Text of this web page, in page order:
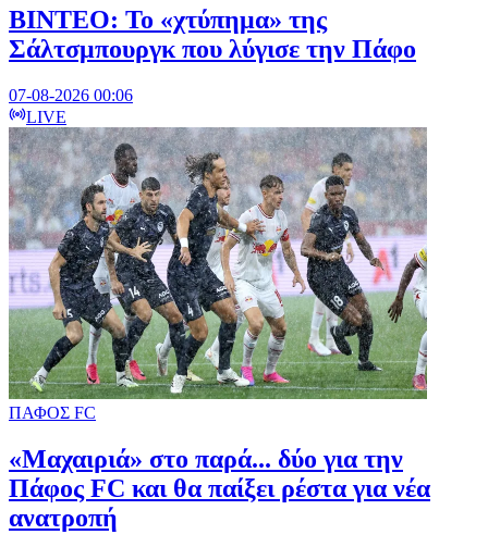
ΒΙΝΤΕΟ: Το «χτύπημα» της
Σάλτσμπουργκ που λύγισε την Πάφο
07-08-2026 00:06
LIVE
ΠΑΦΟΣ FC
«Μαχαιριά» στο παρά... δύο για την
Πάφος FC και θα παίξει ρέστα για νέα
ανατροπή